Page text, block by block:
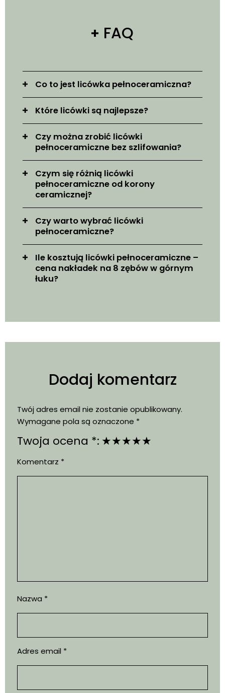
FAQ
Co to jest licówka pełnoceramiczna?
Które licówki są najlepsze?
Czy można zrobić licówki
pełnoceramiczne bez szlifowania?
Czym się różnią licówki
pełnoceramiczne od korony
ceramicznej?
Czy warto wybrać licówki
pełnoceramiczne?
Ile kosztują licówki pełnoceramiczne –
cena nakładek na 8 zębów w górnym
łuku?
Dodaj komentarz
Twój adres email nie zostanie opublikowany.
Wymagane pola są oznaczone *
Twoja ocena *: ★
★
★
★
★
Komentarz *
Nazwa *
Adres email *